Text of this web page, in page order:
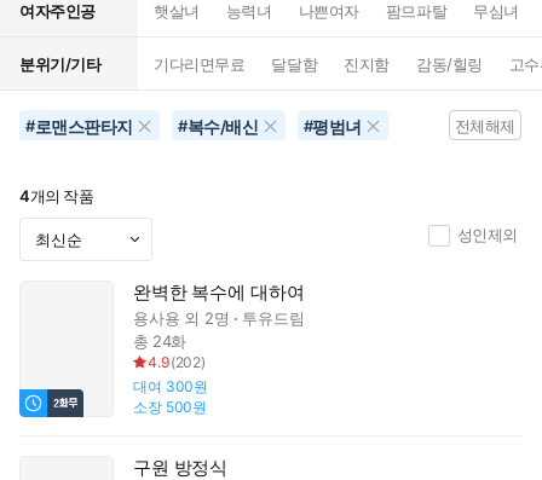
여자주인공 햇살녀 능력녀 나쁜여자 팜므파탈 무심녀
분위기/기타 기다리면무료 달달함 진지함 감동/힐링 고
#로맨스판타지 #복수/배신 #평범녀 전체해제
4개의 작품
성인제외
완벽한 복수에 대하여
용사용 외 2명
투유드림
총 24화
4.9(202)
대여 300원
소장 500원
구원 방정식